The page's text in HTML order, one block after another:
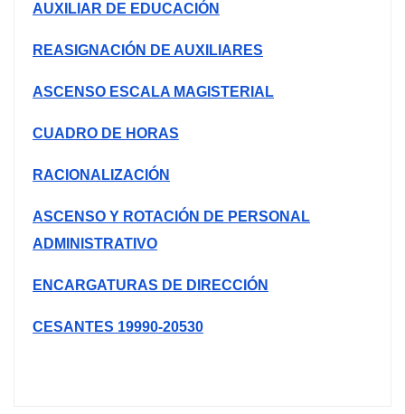
AUXILIAR DE EDUCACIÓN
REASIGNACIÓN DE AUXILIARES
ASCENSO ESCALA MAGISTERIAL
CUADRO DE HORAS
RACIONALIZACIÓN
ASCENSO Y ROTACIÓN DE PERSONAL
ADMINISTRATIVO
ENCARGATURAS DE DIRECCIÓN
CESANTES 19990-20530